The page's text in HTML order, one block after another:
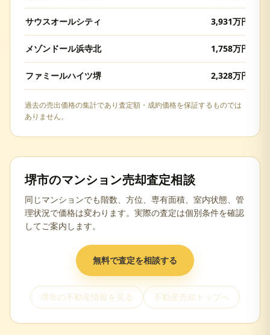
サウスオールシティ 3,931万円
メゾンドール浜寺北 1,758万円
ファミールハイツ堺 2,328万円
過去の売出価格の集計であり査定額・成約価格を保証するものでは
ありません。
堺市のマンション売却査定相談
同じマンションでも階数、方位、専有面積、室内状態、管
理状況で価格は変わります。実際の査定は個別条件を確認
してご案内します。
無料で査定を相談する
堺市 の不動産情報を見る 不動産売却トップへ